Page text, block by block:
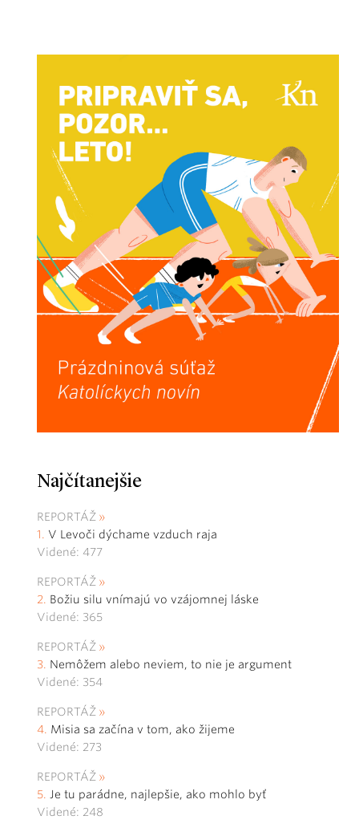
Najčítanejšie
REPORTÁŽ
V Levoči dýchame vzduch raja
Videné: 477
REPORTÁŽ
Božiu silu vnímajú vo vzájomnej láske
Videné: 365
REPORTÁŽ
Nemôžem alebo neviem, to nie je argument
Videné: 354
REPORTÁŽ
Misia sa začína v tom, ako žijeme
Videné: 273
REPORTÁŽ
Je tu parádne, najlepšie, ako mohlo byť
Videné: 248